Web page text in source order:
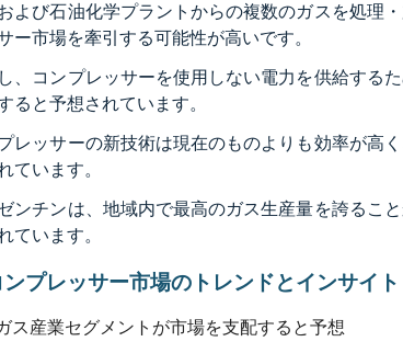
よび石油化学プラントからの複数のガスを処理
ー市場を牽引する可能性が高いです。
、コンプレッサーを使用しない電力を供給する
ると予想されています。
レッサーの新技術は現在のものよりも効率が高
ています。
ンチンは、地域内で最高のガス生産量を誇るこ
ています。
プレッサー市場のトレンドとインサイト
ス産業セグメントが市場を支配すると予想